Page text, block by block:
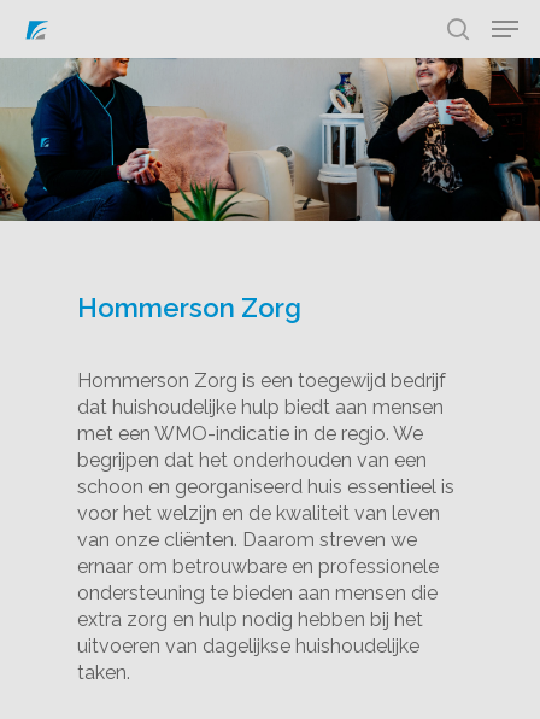
Hit enter to search or ESC to close
Hommerson Zorg
Hommerson Zorg is een toegewijd bedrijf
dat huishoudelijke hulp biedt aan mensen
met een WMO-indicatie in de regio. We
begrijpen dat het onderhouden van een
schoon en georganiseerd huis essentieel is
voor het welzijn en de kwaliteit van leven
van onze cliënten. Daarom streven we
ernaar om betrouwbare en professionele
ondersteuning te bieden aan mensen die
extra zorg en hulp nodig hebben bij het
uitvoeren van dagelijkse huishoudelijke
taken.